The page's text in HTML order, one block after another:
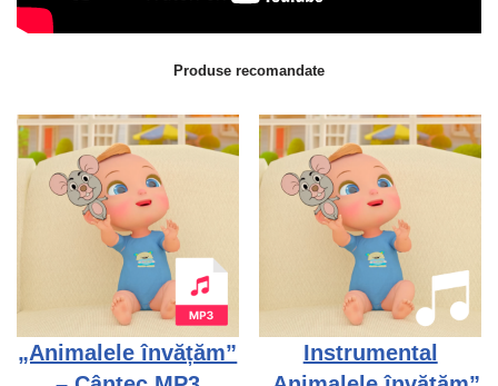
Produse recomandate
„Animalele învățăm”
Instrumental